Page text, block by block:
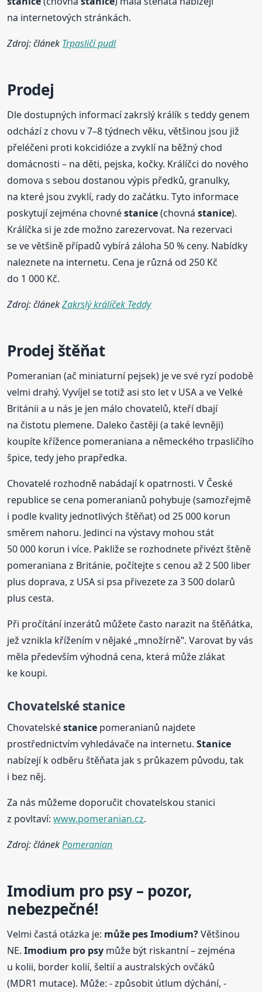
na internetových stránkách.
Zdroj: článek Trpasličí pudl
Prodej
Dle dostupných informací zakrslý králík s teddy genem
odchází z chovu v 7–8 týdnech věku, většinou jsou již
přeléčeni proti kokcidióze a zvyklí na běžný chod
domácnosti – na děti, pejska, kočky. Králíčci do nového
domova s sebou dostanou výpis předků, granulky,
na které jsou zvyklí, rady do začátku. Tyto informace
poskytují zejména chovnéstanice(chovnástanice).
Králíčka si je zde možno zarezervovat. Na rezervaci
se ve většině případů vybírá záloha 50 % ceny. Nabídky
naleznete na internetu. Cena je různá od 250 Kč
do 1 000 Kč.
Zdroj: článekZakrslý králíček Teddy
Prodej štěňat
Pomeranian (ač miniaturní pejsek) je ve své ryzí podobě
velmi drahý. Vyvíjel se totiž asi sto let v USA a ve Velké
Británii a u nás je jen málo chovatelů, kteří dbají
na čistotu plemene. Daleko častěji (a také levněji)
koupíte křížence pomeraniana a německého trpasličího
špice, tedy jeho prapředka.
Chovatelé rozhodně nabádají k opatrnosti. V České
republice se cena pomeranianů pohybuje (samozřejmě
i podle kvality jednotlivých štěňat) od 25 000 korun
směrem nahoru. Jedinci na výstavy mohou stát
50 000 korun i více. Pakliže se rozhodnete přivézt štěně
pomeraniana z Británie, počítejte s cenou až 2 500 liber
plus doprava, z USA si psa přivezete za 3 500 dolarů
plus cesta.
Při pročítání inzerátů můžete často narazit na štěňátka,
jež vznikla křížením v nějaké „množírně‟. Varovat by vás
měla především výhodná cena, která může zlákat
ke koupi.
Chovatelské stanice
Chovatelskéstanice pomeranianů najdete
prostřednictvím vyhledávače na internetu.Stanice
nabízejí k odběru štěňata jak s průkazem původu, tak
i bez něj.
Za nás můžeme doporučit chovatelskou stanici
z povltaví:www.pomeranian.cz.
Zdroj: článekPomeranian
Imodium pro psy – pozor,
nebezpečné!
Velmi častá otázka je: může pes Imodium?Většinou
NE.Imodium pro psy může být riskantní – zejména
u kolii, border kolií, šeltií a australských ovčáků
(MDR1 mutace). Může: - způsobit útlum dýchání, -